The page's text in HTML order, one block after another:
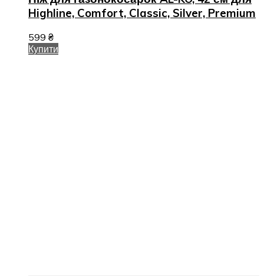
Highline, Comfort, Classic, Silver, Premium
599 ₴
Купити